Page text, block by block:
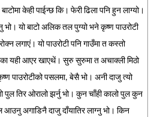
केही पाईन्छ कि। फेरी ढिला पनि हुन लाग्यो।
भो। यो बाटो अलिक तल पुग्यो भने कृष्ण पाउरोटी
लगाएं। यो पाउरोटी पनि गाउँमा त कस्तो
यही आएर खाएथें। सुरु सुरुमा त अचाक्ली मिठो
पाउरोटीको पसलमा, बेसै भो। अनी दाजु त्यो
पुल तिर ओरालो झर्नु भो। कुन चाँही कालो पुल कुन
आउनु अगाडिनै दाजु दाँयातिर लाग्नु भो। किन